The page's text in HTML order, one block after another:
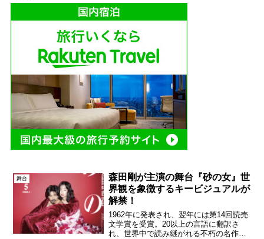
舞台
森田剛が主演の舞台『砂の女』世
界観を象徴するキービジュアルが
解禁！
1962年に発表され、翌年には第14回読売
文学賞を受賞。20以上の言語に翻訳さ
れ、世界中で読み継がれる不朽の名作